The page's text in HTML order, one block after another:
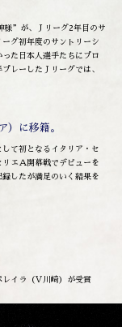
様”が、Ｊリーグ2年目のサ
グ初年度のサントリーシ
た日本人選手たちにプロ
レーしたＪリーグでは、
）に移籍。
して初となるイタリア・セ
エＡ開幕戦でデビューを
したが満足のいく結果を
イラ（Ｖ川崎）が受賞